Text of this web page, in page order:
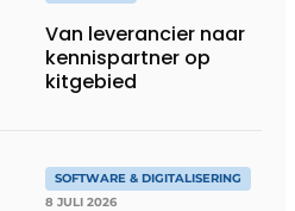
Van leverancier naar
kennispartner op
kitgebied
SOFTWARE & DIGITALISERING
8 JULI 2026